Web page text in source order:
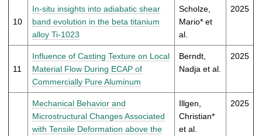
10
In-situ insights into adiabatic shear
band evolution in the beta titanium
alloy Ti-1023
Scholze,
Mario* et
al.
2025
11
Influence of Casting Texture on Local
Material Flow During ECAP of
Commercially Pure Aluminum
Berndt,
Nadja et al.
2025
Mechanical Behavior and
Microstructural Changes Associated
with Tensile Deformation above the
Illgen,
Christian*
et al.
2025